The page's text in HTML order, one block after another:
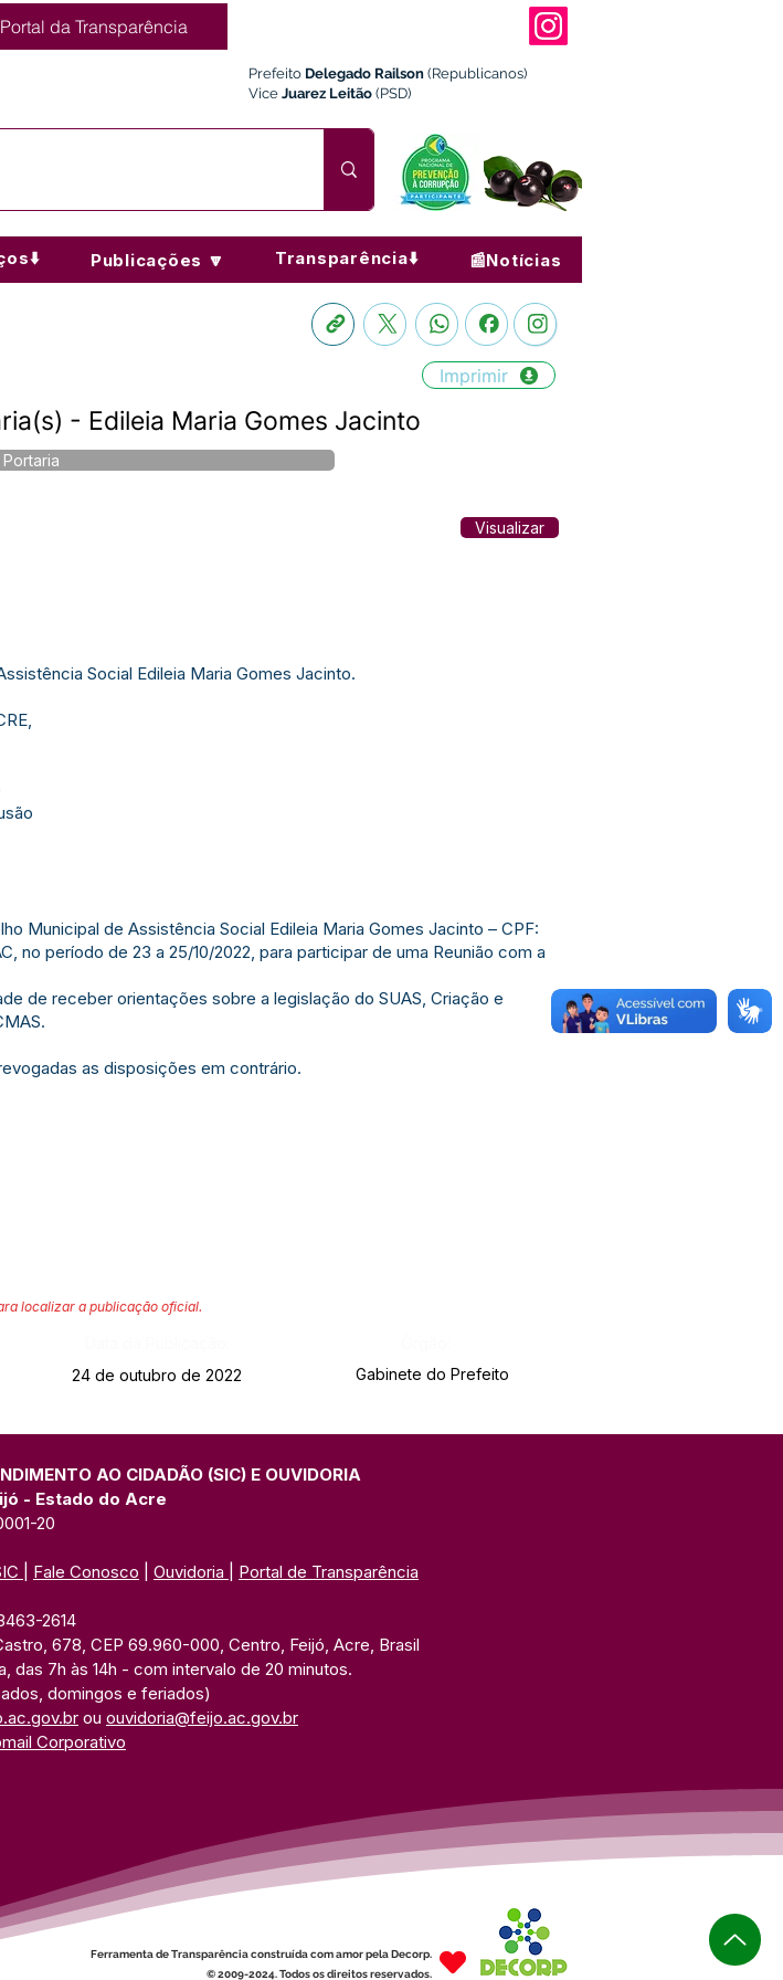
Portal da Transparência
Prefeito Delegado Railson (Republicanos)
Vice Juarez Leitão (PSD)
Publicações 🔽 Transparência⬇️ 📰Notícias
Imprimir
- Edileia Maria Gomes Jacinto
Portaria
Visualizar
Social Edileia Maria Gomes Jacinto.
Municipal de Assistência Social Edileia Maria Gomes Jacinto – CPF:
no período de 23 a 25/10/2022, para participar de uma Reunião com a
de receber orientações sobre a legislação do SUAS, Criação e
as disposições em contrário.
localizar a publicação oficial.
24 de outubro de 2022 Gabinete do Prefeito
AO CIDADÃO (SIC) E OUVIDORIA
- Estado do Acre
20
Fale Conosco Ouvidoria Portal de Transparência
2614
678, CEP 69.960-000, Centro, Feijó, Acre, Brasil
das 7h às 14h - com intervalo de 20 minutos.
domingos e feriados)
ou ouvidoria@feijo.ac.gov.br
Corporativo
Ferramenta de Transparência construída com amor pela Decorp.
© 2009-2024. Todos os direitos reservados.